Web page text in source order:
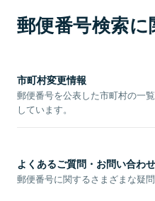
郵便番号検索
市町村変更情報
郵便番号を公表した市町村の一
しています。
よくあるご質問・お問い合わせ
郵便番号に関するさまざまな疑問